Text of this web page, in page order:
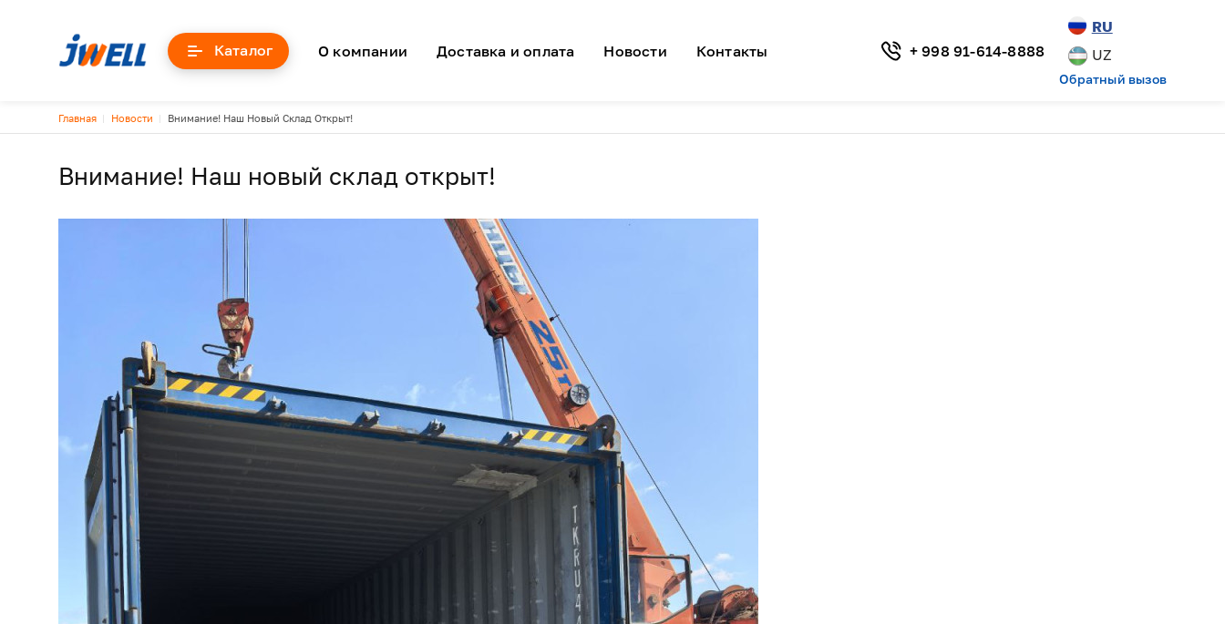
Каталог Основная навигация
О компании Доставка и оплата Новости Контакты + 998 91-614-8888
RU
UZ
Обратный вызов
Строка навигации
Главная Новости Внимание! Наш Новый Склад Открыт!
Внимание! Наш новый склад открыт!